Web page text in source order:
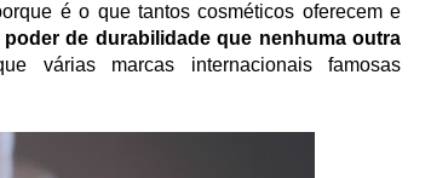
é o que tantos cosméticos oferecem e
de durabilidade que nenhuma outra
várias marcas internacionais famosas